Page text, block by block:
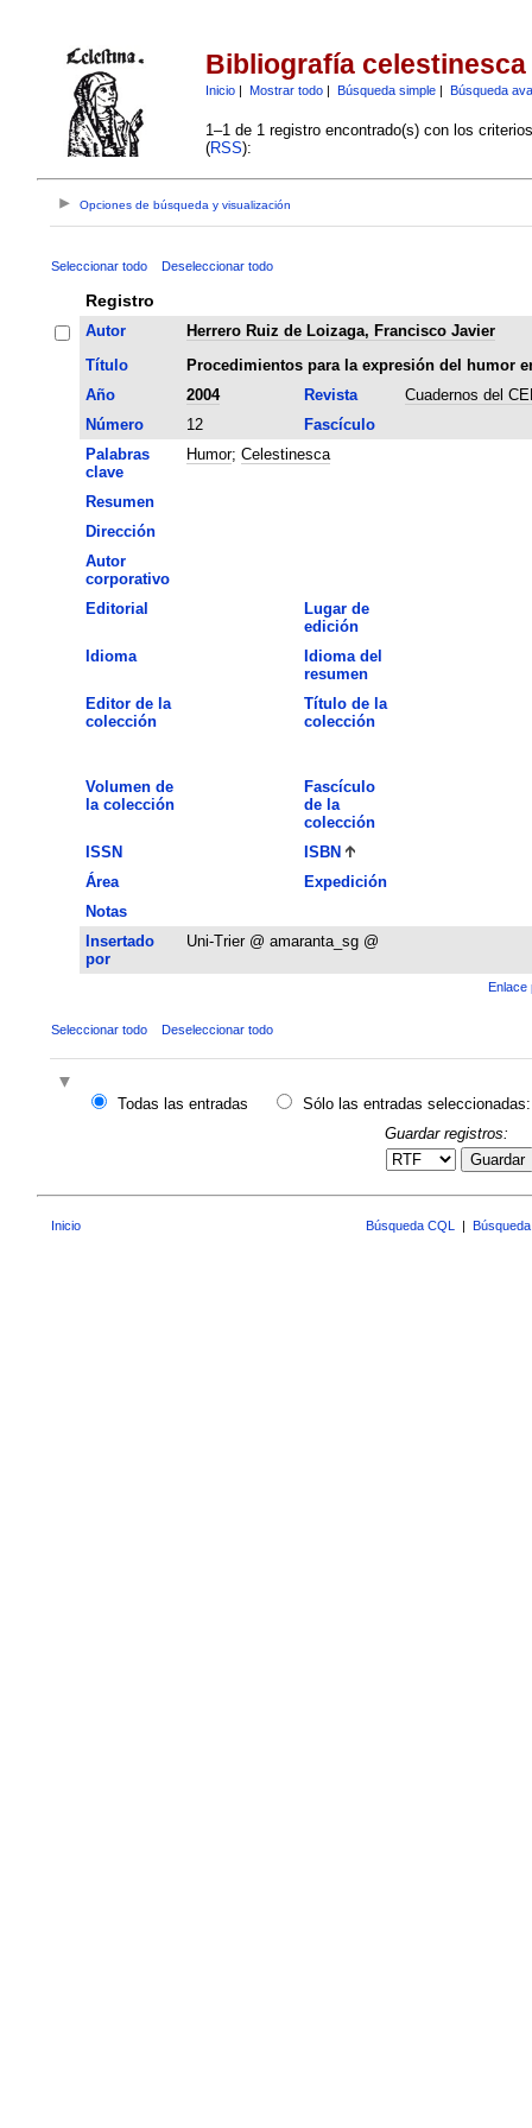
Bibliografía celestinesca
Inicio| Mostrar todo| Búsqueda simple| Búsqueda
1–1 de 1 registro encontrado(s) con los
(RSS):
Opciones de búsqueda y visualización
Seleccionar todo Deseleccionar todo
Registro
Autor
Herrero Ruiz de Loizaga, Francisco Javier
Título
Procedimientos para la expresión del humor
Año
2004 Revista
Cuadernos del
Número
12
Fascículo
Palabras
clave
Humor; Celestinesca
Resumen
Dirección
Autor
corporativo
Editorial
Lugar de
edición
Idioma
Idioma del
resumen
Editor de la
colección
Título de la
colección
Volumen de
la colección
Fascículo
de la
colección
ISSN
ISBN
Área
Expedición
Notas
Insertado
por
Uni-Trier @ amaranta_sg @
Enlace
Seleccionar todo Deseleccionar todo
Todas las entradas
Sólo las entradas seleccionadas:
Guardar registros:
Guardar
Inicio Búsqueda CQL